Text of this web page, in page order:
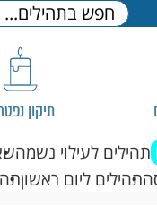
תיקון
תהילים לעילוי נשמה
תהילים ליום ראשון